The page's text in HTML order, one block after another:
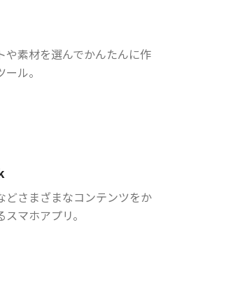
や素材を選んでかんたんに作
ル。
どさまざまなコンテンツをか
マホアプリ。